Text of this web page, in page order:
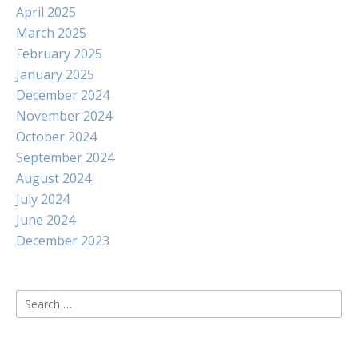
April 2025
March 2025
February 2025
January 2025
December 2024
November 2024
October 2024
September 2024
August 2024
July 2024
June 2024
December 2023
Search
for: